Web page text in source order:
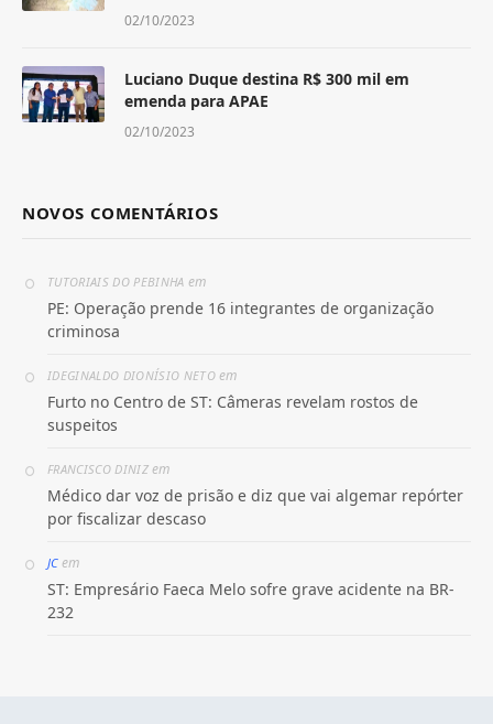
02/10/2023
Luciano Duque destina R$ 300 mil em
emenda para APAE
02/10/2023
NOVOS COMENTÁRIOS
TUTORIAIS DO PEBINHA em
PE: Operação prende 16 integrantes de organização
criminosa
IDEGINALDO DIONÍSIO NETOem
Furto no Centro de ST: Câmeras revelam rostos de
suspeitos
FRANCISCO DINIZem
Médico dar voz de prisão e diz que vai algemar repórter
por fiscalizar descaso
JCem
ST: Empresário Faeca Melo sofre grave acidente na BR-
232